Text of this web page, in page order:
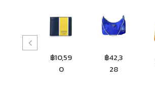
฿10,59
0
฿42,3
28